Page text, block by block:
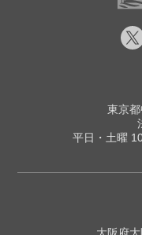
東京
平日・土曜
大阪府